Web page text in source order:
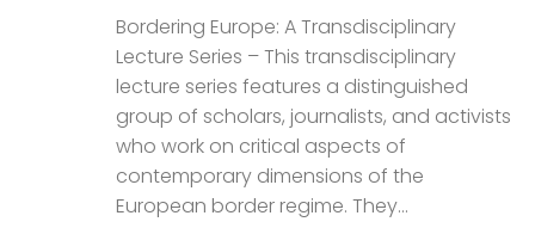
Bordering Europe: A Transdisciplinary
Lecture Series – This transdisciplinary
lecture series features a distinguished
group of scholars, journalists, and activists
who work on critical aspects of
contemporary dimensions of the
European border regime. They...